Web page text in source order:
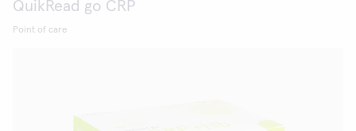
QuikRead go CRP
Point of care